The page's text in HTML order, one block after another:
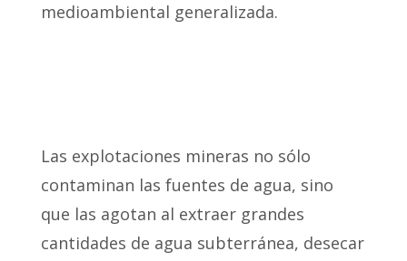
medioambiental generalizada.
Las explotaciones mineras no sólo
contaminan las fuentes de agua, sino
que las agotan al extraer grandes
cantidades de agua subterránea, desecar